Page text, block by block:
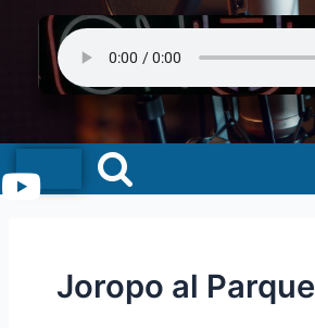
Menu
Joropo al Parque